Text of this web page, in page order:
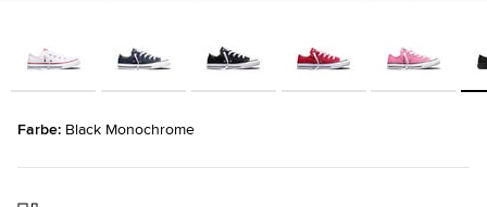
Farbe: Black Monochrome